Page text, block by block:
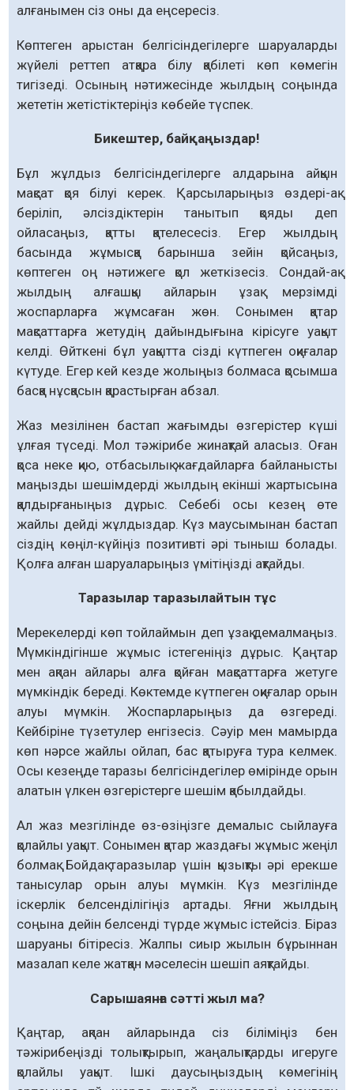
алғанымен сіз оны да еңсересіз.
Көптеген арыстан белгісіндегілерге шаруаларды
жүйелі реттеп атқара білу қабілеті көп көмегін
тигізеді. Осының нәтижесінде жылдың соңында
жететін жетістіктеріңіз көбейе түспек.
Бикештер, байқаңыздар!
Бұл жұлдыз белгісіндегілерге алдарына айқын
мақсат қоя білуі керек. Қарсыларыңыз өздері-ақ
беріліп, әлсіздіктерін танытып қояды деп
ойласаңыз, қатты қателесесіз. Егер жылдың
басында жұмысқа барынша зейін қойсаңыз,
көптеген оң нәтижеге қол жеткізесіз. Сондай-ақ
жылдың алғашқы айларын ұзақ мерзімді
жоспарларға жұмсаған жөн. Сонымен қатар
мақсаттарға жетудің дайындығына кірісуге уақыт
келді. Өйткені бұл уақытта сізді күтпеген оқиғалар
күтуде. Егер кей кезде жолыңыз болмаса қосымша
басқа нұсқасын қарастырған абзал.
Жаз мезілінен бастап жағымды өзгерістер күші
ұлғая түседі. Мол тәжірибе жинақтай аласыз. Оған
қоса неке қию, отбасылық жағдайларға байланысты
маңызды шешімдерді жылдың екінші жартысына
қалдырғаныңыз дұрыс. Себебі осы кезең өте
жайлы дейді жұлдыздар. Күз маусымынан бастап
сіздің көңіл-күйіңіз позитивті әрі тыныш болады.
Қолға алған шаруаларыңыз үмітіңізді ақтайды.
Таразылар таразылайтын тұс
Мерекелерді көп тойлаймын деп ұзақ демалмаңыз.
Мүмкіндігінше жұмыс істегеніңіз дұрыс. Қаңтар
мен ақпан айлары алға қойған мақсаттарға жетуге
мүмкіндік береді. Көктемде күтпеген оқиғалар орын
алуы мүмкін. Жоспарларыңыз да өзгереді.
Кейбіріне түзетулер енгізесіз. Сәуір мен мамырда
көп нәрсе жайлы ойлап, бас қатыруға тура келмек.
Осы кезеңде таразы белгісіндегілер өмірінде орын
алатын үлкен өзгерістерге шешім қабылдайды.
Ал жаз мезгілінде өз-өзіңізге демалыс сыйлауға
қолайлы уақыт. Сонымен қатар жаздағы жұмыс жеңіл
болмақ. Бойдақ таразылар үшін қызықты әрі ерекше
танысулар орын алуы мүмкін. Күз мезгілінде
іскерлік белсенділігіңіз артады. Яғни жылдың
соңына дейін белсенді түрде жұмыс істейсіз. Біраз
шаруаны бітіресіз. Жалпы сиыр жылын бұрыннан
мазалап келе жатқан мәселесін шешіп аяқтайды.
Сарышаянға сәтті жыл ма?
Қаңтар, ақпан айларында сіз біліміңіз бен
тәжірибеңізді толықтырып, жаңалықтарды игеруге
қолайлы уақыт. Ішкі даусыңыздың көмегінің